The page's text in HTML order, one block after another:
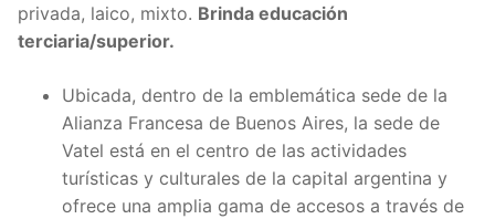
privada, laico, mixto. Brinda educación
terciaria/superior.
Ubicada, dentro de la emblemática sede de la
Alianza Francesa de Buenos Aires, la sede de
Vatel está en el centro de las actividades
turísticas y culturales de la capital argentina y
ofrece una amplia gama de accesos a través de